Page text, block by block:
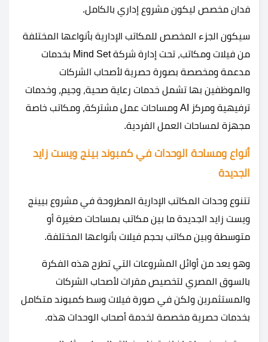
فدان مخصص ليكون مشروع إداري بالكامل.
سيكون الجزء المخصص للمكاتب الإدارية بأنواعها المختلفة
من فيلات ومكاتب، تحت إدارة شركة Mind Set بخدمات
مدعمة ومخصصة بصورة حصرية لأصحاب الشركات
والموظفين بها تشمل خدمات رعاية صحية، وجيم، وخدمات
ترفيهية ومركز AI ومساحات عمل مشتركة، ومكاتب خاصة
مجهزة لمساحات العمل الفردية.
أنواع ومساحة الوحدات في كمبوند بينج ويست زايد
الجديدة
تتنوع وحدات المكاتب الإدارية المطروحة في مشروع بيينج
ويست زايد الجديدة ما بين مكاتب بمساحات صغيرة أو
متوسطة وبين مكاتب بحجم فيلات بأنواعها المختلفة.
وهو يعد من أوائل المشروعات التي تطرح هذه الفكرة
بالسوق المصري لتخصيص مقرات لأصحاب الشركات
والمستثمرين ولكن في صورة فيلات وسط كمبوند متكامل
بخدمات حصرية مخصصة لخدمة أصحاب الوحدات هذه.